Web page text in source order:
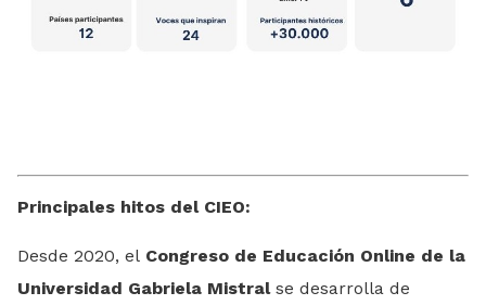
Principales hitos del CIEO:
Desde 2020, el Congreso de Educación Online de la
Universidad Gabriela Mistral se desarrolla de